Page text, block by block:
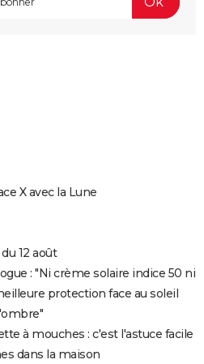
X avec la Lune
12 août
: "Ni crème solaire indice 50 ni
protection face au soleil
à mouches : c'est l'astuce facile
dans la maison